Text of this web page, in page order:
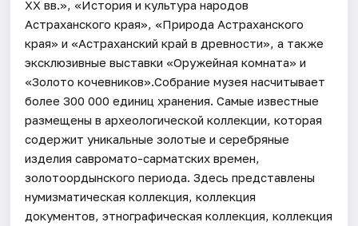
XX вв.», «История и культура народов
Астраханского края», «Природа Астраханского
края» и «Астраханский край в древности», а также
эксклюзивные выставки «Оружейная комната» и
«Золото кочевников».Собрание музея насчитывает
более 300 000 единиц хранения. Самые известные
размещены в археологической коллекции, которая
содержит уникальные золотые и серебряные
изделия савромато-сарматских времен,
золотоордынского периода. Здесь представлены
нумизматическая коллекция, коллекция
документов, этнографическая коллекция, коллекция